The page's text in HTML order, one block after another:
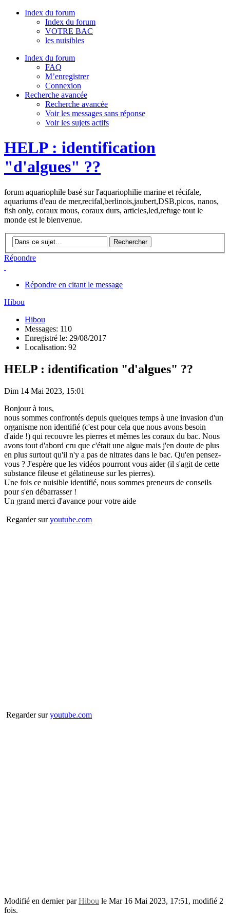
Index du forum
Index du forum
VOTRE BAC
les nuisibles
Index du forum
FAQ
M’enregistrer
Connexion
Recherche avancée
Recherche avancée
Voir les messages sans réponse
Voir les sujets actifs
HELP : identification
"d'algues" ??
forum aquariophile basé sur l'aquariophilie marine et récifale,
aquariums d'eau de mer,recifal,berlinois,jaubert,DSB,picos, nanos,
fish only, coraux mous, coraux durs, articles,led,refuge tout le
monde est le bienvenue.
Répondre
Répondre en citant le message
Hibou
Hibou
Messages: 110
Enregistré le: 29/08/2017
Localisation: 92
HELP : identification "d'algues" ??
Dim 14 Mai 2023, 15:01
Bonjour à tous,
nous sommes confrontés depuis quelques temps à une invasion d'un
organisme non identifié (c'est pour cela que nous avons besoin
d'aide !) qui recouvre les pierres et mêmes les coraux du bac. Nous
avons tout d'abord cru que c'était une algue mais j'en doute de plus
en plus surtout qu'il n'y a pas de nitrates dans le bac. Qu'en pensez-
vous ? J'espère que les vidéos pourront vous aider (il s'agit de cette
substance fileuse et gélatineuse sur les pierres).
Une fois ce nuisible identifié, nous sommes preneurs de conseils
pour s'en débarrasser !
Un grand merci d'avance pour votre aide
Regarder suryoutube.com
Regarder suryoutube.com
Modifié en dernier parHibou le Mar 16 Mai 2023, 17:51, modifié 2
fois.